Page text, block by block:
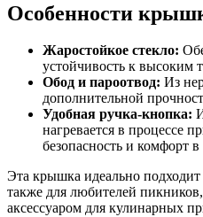
Особенности
Жаростойкое стекло:
устойчивость к высоким
Обод и пароотвод: Из
дополнительной
Удобная ручка-кнопка:
нагревается в процессе
безопасность и комфорт
Эта крышка идеально подходит
также для любителей
аксессуаром для кулинарных